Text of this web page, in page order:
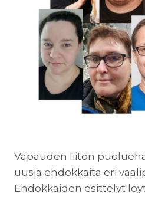
Vapauden liiton
uusia ehdokkaita eri
Ehdokkaiden esittelyt